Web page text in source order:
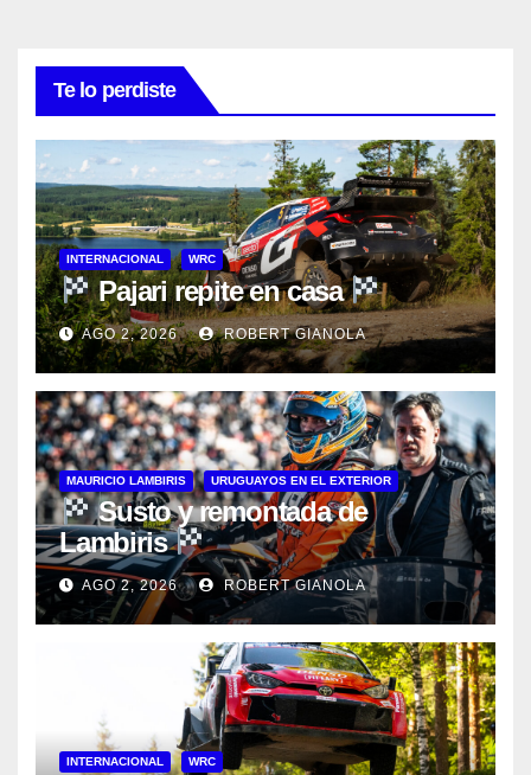
Te lo perdiste
INTERNACIONAL WRC
Pajari repite en casa
AGO 2, 2026 ROBERT GIANOLA
MAURICIO LAMBIRIS URUGUAYOS EN EL EXTERIOR
Susto y remontada de
Lambiris
AGO 2, 2026 ROBERT GIANOLA
INTERNACIONAL WRC